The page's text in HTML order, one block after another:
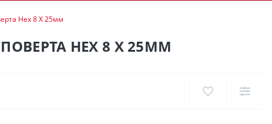
Hex 8 X 25мм
HEX 8 X 25ММ